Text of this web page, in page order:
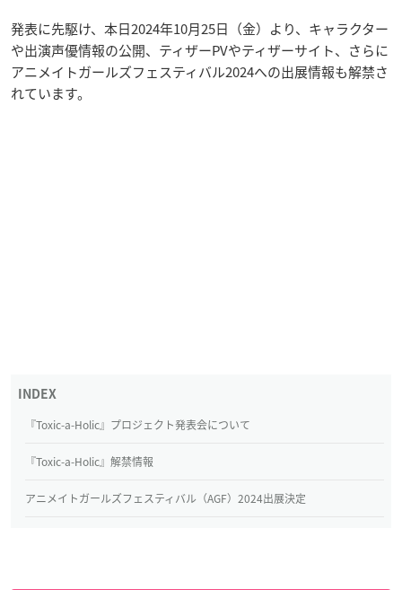
発表に先駆け、本日2024年10月25日（金）より、キャラクター
や出演声優情報の公開、ティザーPVやティザーサイト、さらに
アニメイトガールズフェスティバル2024への出展情報も解禁さ
れています。
『Toxic-a-Holic』プロジェクト発表会について
『Toxic-a-Holic』解禁情報
アニメイトガールズフェスティバル（AGF）2024出展決定